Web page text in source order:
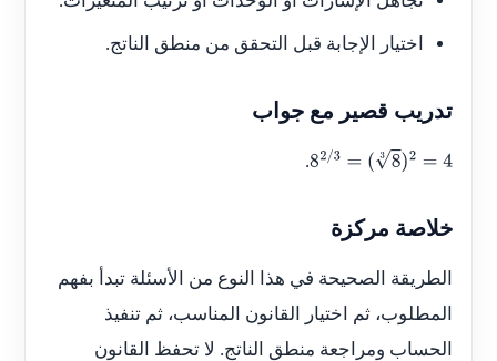
اختيار الإجابة قبل التحقق من منطق الناتج.
تدريب قصير مع جواب
82 /3=( 83)2=4
.
خلاصة مركزة
الطريقة الصحيحة في هذا النوع من الأسئلة تبدأ بفهم
المطلوب، ثم اختيار القانون المناسب، ثم تنفيذ
الحساب ومراجعة منطق الناتج. لا تحفظ القانون